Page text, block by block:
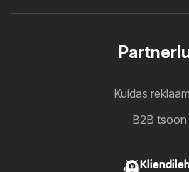
Kuidas
B2B tsoon